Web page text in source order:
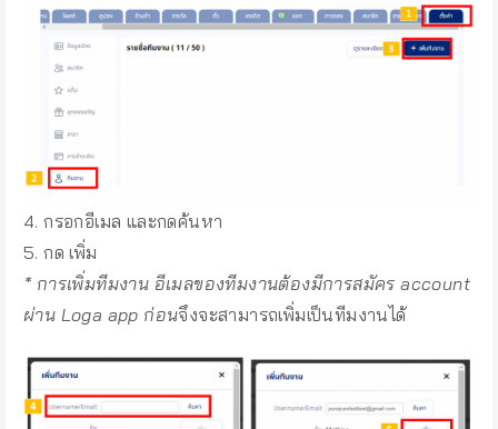
4. กรอกอีเมล และกดค้นหา
5. กด เพิ่ม
* การเพิ่มทีมงาน อีเมลของทีมงานต้องมีการสมัคร account
ผ่าน Loga app ก่อนจึงจะสามารถเพิ่มเป็นทีมงานได้